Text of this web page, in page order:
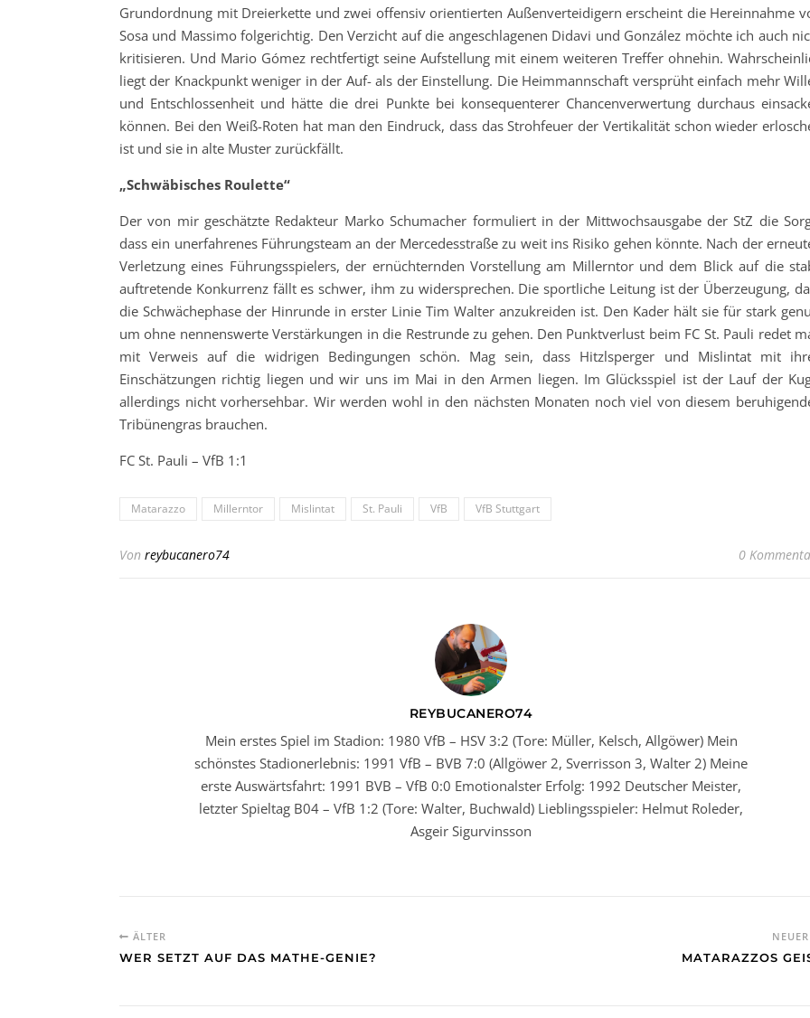
Grundordnung mit Dreierkette und zwei offensiv orientierten Außenverteidigern erscheint die Hereinnahme
Sosa und Massimo folgerichtig. Den Verzicht auf die angeschlagenen Didavi und González möchte ich auch
kritisieren. Und Mario Gómez rechtfertigt seine Aufstellung mit einem weiteren Treffer ohnehin.
liegt der Knackpunkt weniger in der Auf- als der Einstellung. Die Heimmannschaft versprüht einfach mehr
und Entschlossenheit und hätte die drei Punkte bei konsequenterer Chancenverwertung durchaus
können. Bei den Weiß-Roten hat man den Eindruck, dass das Strohfeuer der Vertikalität schon wieder
ist und sie in alte Muster zurückfällt.
„Schwäbisches Roulette“
Der von mir geschätzte Redakteur Marko Schumacher formuliert in der Mittwochsausgabe der StZ die
dass ein unerfahrenes Führungsteam an der Mercedesstraße zu weit ins Risiko gehen könnte. Nach der
Verletzung eines Führungsspielers, der ernüchternden Vorstellung am Millerntor und dem Blick auf die
auftretende Konkurrenz fällt es schwer, ihm zu widersprechen. Die sportliche Leitung ist der Überzeugung,
die Schwächephase der Hinrunde in erster Linie Tim Walter anzukreiden ist. Den Kader hält sie für stark
um ohne nennenswerte Verstärkungen in die Restrunde zu gehen. Den Punktverlust beim FC St. Pauli redet
mit Verweis auf die widrigen Bedingungen schön. Mag sein, dass Hitzlsperger und Mislintat mit
Einschätzungen richtig liegen und wir uns im Mai in den Armen liegen. Im Glücksspiel ist der Lauf der
allerdings nicht vorhersehbar. Wir werden wohl in den nächsten Monaten noch viel von diesem
Tribünengras brauchen.
FC St. Pauli – VfB 1:1
Matarazzo Millerntor Mislintat St. Pauli VfB VfB Stuttgart
Von reybucanero74 0
REYBUCANERO74
Mein erstes Spiel im Stadion: 1980 VfB – HSV 3:2 (Tore: Müller, Kelsch, Allgöwer) Mein
schönstes Stadionerlebnis: 1991 VfB – BVB 7:0 (Allgöwer 2, Sverrisson 3, Walter 2) Meine
erste Auswärtsfahrt: 1991 BVB – VfB 0:0 Emotionalster Erfolg: 1992 Deutscher Meister,
letzter Spieltag B04 – VfB 1:2 (Tore: Walter, Buchwald) Lieblingsspieler: Helmut Roleder,
Asgeir Sigurvinsson
ÄLTER
WER SETZT AUF DAS MATHE-GENIE? MATARAZZOS